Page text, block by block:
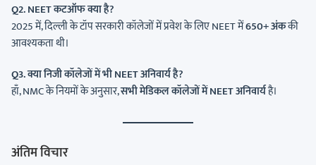
Q2. NEET कटऑफ क्या है?
2025 में, दिल्ली के टॉप सरकारी कॉलेजों में प्रवेश के लिए NEET में650+ अंककी
आवश्यकता थी।
Q3. क्या निजी कॉलेजों में भी NEET अनिवार्य है?
हाँ, NMC के नियमों के अनुसार,सभी मेडिकल कॉलेजों में NEET अनिवार्यहै।
अंतिम विचार